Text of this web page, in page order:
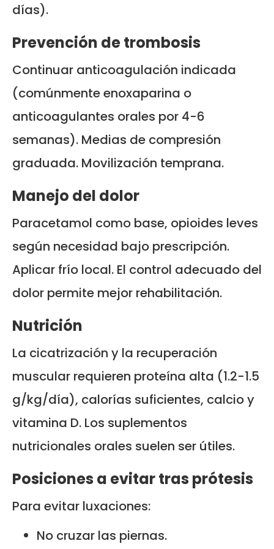
días).
Prevención de trombosis
Continuar anticoagulación indicada
(comúnmente enoxaparina o
anticoagulantes orales por 4-6
semanas). Medias de compresión
graduada. Movilización temprana.
Manejo del dolor
Paracetamol como base, opioides leves
según necesidad bajo prescripción.
Aplicar frío local. El control adecuado del
dolor permite mejor rehabilitación.
Nutrición
La cicatrización y la recuperación
muscular requieren proteína alta (1.2-1.5
g/kg/día), calorías suficientes, calcio y
vitamina D. Los suplementos
nutricionales orales suelen ser útiles.
Posiciones a evitar tras prótesis
Para evitar luxaciones:
No cruzar las piernas.